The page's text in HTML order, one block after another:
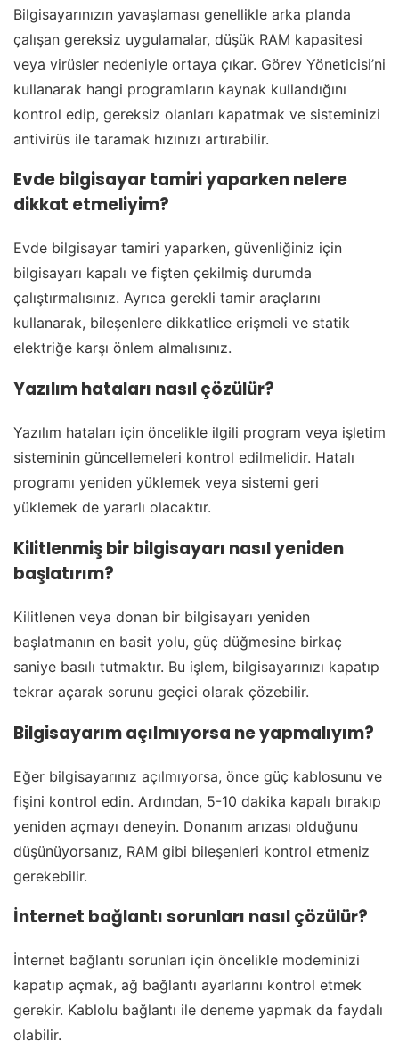
Bilgisayarınızın yavaşlaması genellikle arka planda
çalışan gereksiz uygulamalar, düşük RAM kapasitesi
veya virüsler nedeniyle ortaya çıkar. Görev Yöneticisi’ni
kullanarak hangi programların kaynak kullandığını
kontrol edip, gereksiz olanları kapatmak ve sisteminizi
antivirüs ile taramak hızınızı artırabilir.
Evde bilgisayar tamiri yaparken nelere
dikkat etmeliyim?
Evde bilgisayar tamiri yaparken, güvenliğiniz için
bilgisayarı kapalı ve fişten çekilmiş durumda
çalıştırmalısınız. Ayrıca gerekli tamir araçlarını
kullanarak, bileşenlere dikkatlice erişmeli ve statik
elektriğe karşı önlem almalısınız.
Yazılım hataları nasıl çözülür?
Yazılım hataları için öncelikle ilgili program veya işletim
sisteminin güncellemeleri kontrol edilmelidir. Hatalı
programı yeniden yüklemek veya sistemi geri
yüklemek de yararlı olacaktır.
Kilitlenmiş bir bilgisayarı nasıl yeniden
başlatırım?
Kilitlenen veya donan bir bilgisayarı yeniden
başlatmanın en basit yolu, güç düğmesine birkaç
saniye basılı tutmaktır. Bu işlem, bilgisayarınızı kapatıp
tekrar açarak sorunu geçici olarak çözebilir.
Bilgisayarım açılmıyorsa ne yapmalıyım?
Eğer bilgisayarınız açılmıyorsa, önce güç kablosunu ve
fişini kontrol edin. Ardından, 5-10 dakika kapalı bırakıp
yeniden açmayı deneyin. Donanım arızası olduğunu
düşünüyorsanız, RAM gibi bileşenleri kontrol etmeniz
gerekebilir.
İnternet bağlantı sorunları nasıl çözülür?
İnternet bağlantı sorunları için öncelikle modeminizi
kapatıp açmak, ağ bağlantı ayarlarını kontrol etmek
gerekir. Kablolu bağlantı ile deneme yapmak da faydalı
olabilir.